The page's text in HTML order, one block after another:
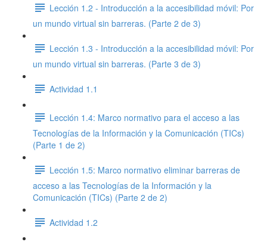
Lección 1.2 - Introducción a la accesibilidad móvil: Por
un mundo virtual sin barreras. (Parte 2 de 3)
Lección 1.3 - Introducción a la accesibilidad móvil: Por
un mundo virtual sin barreras. (Parte 3 de 3)
Actividad 1.1
Lección 1.4: Marco normativo para el acceso a las
Tecnologías de la Información y la Comunicación (TICs)
(Parte 1 de 2)
Lección 1.5: Marco normativo eliminar barreras de
acceso a las Tecnologías de la Información y la
Comunicación (TICs) (Parte 2 de 2)
Actividad 1.2